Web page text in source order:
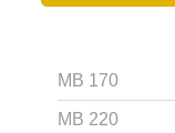
MB 170
MB 220